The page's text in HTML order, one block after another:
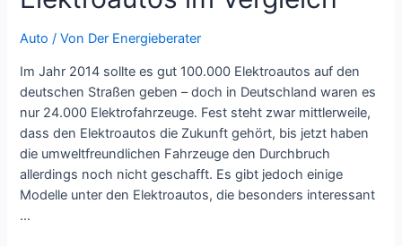
Unterschiede?
Auto / Von Der Energieberater
Im Jahr 2014 sollte es gut 100.000 Elektroautos auf den
deutschen Straßen geben – doch in Deutschland waren es
nur 24.000 Elektrofahrzeuge. Fest steht zwar mittlerweile,
dass den Elektroautos die Zukunft gehört, bis jetzt haben
die umweltfreundlichen Fahrzeuge den Durchbruch
allerdings noch nicht geschafft. Es gibt jedoch einige
Modelle unter den Elektroautos, die besonders interessant
…